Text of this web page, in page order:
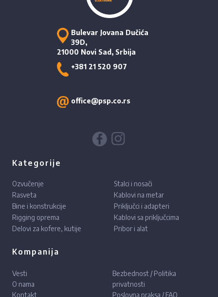
Bulevar Jovana Dučića
39D,
21000 Novi Sad, Srbija
+381 21 520 907
office@psp.co.rs
Kategorije
Ozvučenje
Rasveta
Bine i konstrukcije
Rigging oprema
Delovi za kofere, kutije
Stalci i nosači
Kablovi na metar
Priključci i adapteri
Kablovi sa priključcima
Pribor i alat
Kompanija
Vesti
O nama
Kontakt
Bezbednost / Politika
privatnosti
Poslovna praksa / FAQ